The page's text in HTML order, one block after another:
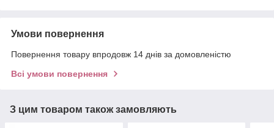
Умови повернення
Повернення товару впродовж 14 днів за домовленістю
Всі умови повернення
З цим товаром також замовляють